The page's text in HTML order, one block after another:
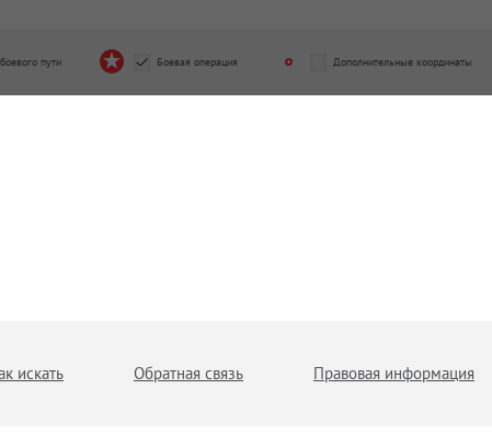
пути Боевая операция Дополнительные координаты
искать Обратная связь Правовая информация